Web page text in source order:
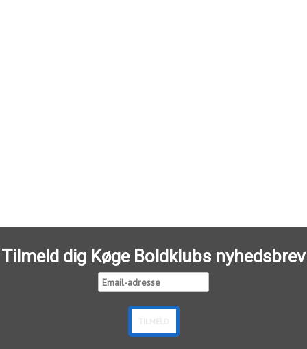
Tilmeld dig Køge Boldklubs nyhedsbrev